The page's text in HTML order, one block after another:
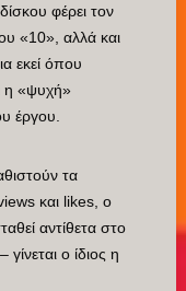
φέρει τον
«10», αλλά και
εκεί όπου
η «ψυχή»
έργου.
τα
και likes, ο
αντίθετα στο
ο ίδιος η